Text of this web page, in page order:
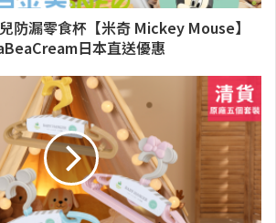
防漏零食杯【米奇 Mickey Mouse】
日本直送優惠